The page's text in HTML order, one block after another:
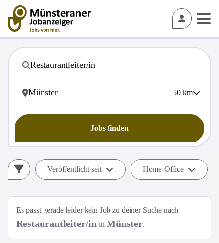
50 km
Jobs finden
Veröffentlicht seit Home-Office
Es passt gerade leider kein Job zu deiner Suche nach
Restaurantleiter/in in Münster.